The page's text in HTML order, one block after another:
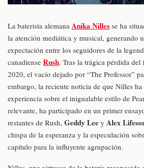
La baterista alemana Anika Nilles se ha
la atención mediática y musical, generando
expectación entre los seguidores de la
canadiense Rush. Tras la trágica pérdida del
2020, el vacío dejado por “The Professor”
embargo, la reciente noticia de que Nilles
experiencia sobre el inigualable estilo de
relevante, ha participado en un primer
restantes de Rush, Geddy Lee y Alex
chispa de la esperanza y la especulación
capítulo para la influyente agrupación.